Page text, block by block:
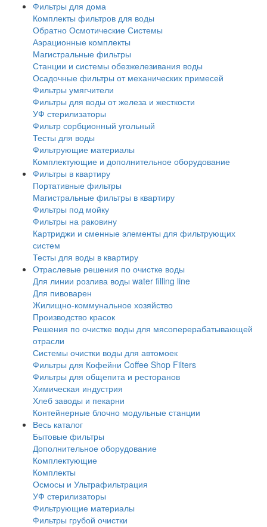
Фильтры для дома
Комплекты фильтров для воды
Обратно Осмотические Системы
Аэрационные комплекты
Магистральные фильтры
Станции и системы обезжелезивания воды
Осадочные фильтры от механических примесей
Фильтры умягчители
Фильтры для воды от железа и жесткости
УФ стерилизаторы
Фильтр сорбционный угольный
Тесты для воды
Фильтрующие материалы
Комплектующие и дополнительное оборудование
Фильтры в квартиру
Портативные фильтры
Магистральные фильтры в квартиру
Фильтры под мойку
Фильтры на раковину
Картриджи и сменные элементы для фильтрующих
систем
Тесты для воды в квартиру
Отраслевые решения по очистке воды
Для линии розлива воды water filling line
Для пивоварен
Жилищно-коммунальное хозяйство
Производство красок
Решения по очистке воды для мясоперерабатывающей
отрасли
Системы очистки воды для автомоек
Фильтры для Кофейни Coffee Shop Filters
Фильтры для общепита и ресторанов
Химическая индустрия
Хлеб заводы и пекарни
Контейнерные блочно модульные станции
Весь каталог
Бытовые фильтры
Дополнительное оборудование
Комплектующие
Комплекты
Осмосы и Ультрафильтрация
УФ стерилизаторы
Фильтрующие материалы
Фильтры грубой очистки